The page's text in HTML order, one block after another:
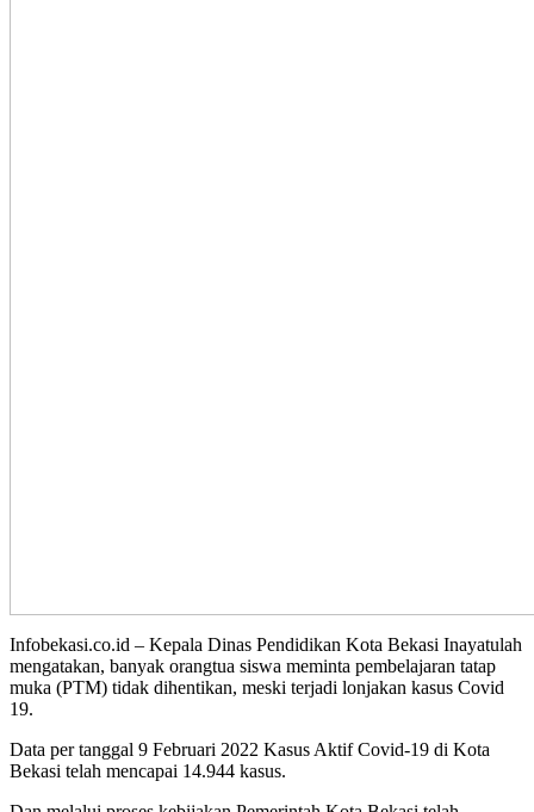
Infobekasi.co.id – Kepala Dinas Pendidikan Kota Bekasi Inayatulah
mengatakan, banyak orangtua siswa meminta pembelajaran tatap
muka (PTM) tidak dihentikan, meski terjadi lonjakan kasus Covid
19.
Data per tanggal 9 Februari 2022 Kasus Aktif Covid-19 di Kota
Bekasi telah mencapai 14.944 kasus.